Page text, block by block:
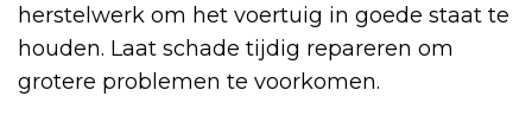
herstelwerk om het voertuig in goede staat te
houden. Laat schade tijdig repareren om
grotere problemen te voorkomen.